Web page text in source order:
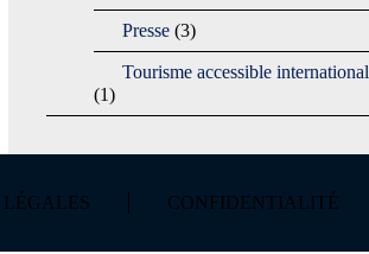
Presse (3)
Tourisme accessible international
(1)
CONFIDENTIALITÉ